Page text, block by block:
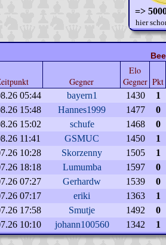
=>
hier
Gegner
Elo
Gegner Pkt
05:44 bayern1 1430
1
15:48
Hannes1999 1477
0
15:02
schufe 1468
0
11:41
GSMUC 1450
1
10:28
Skorzenny 1505
1
18:18
Lumumba 1597
0
07:27
Gerhardw 1539
0
07:17
eriki 1363
1
17:58
Smutje 1492
0
10:10
johann100560 1342 1